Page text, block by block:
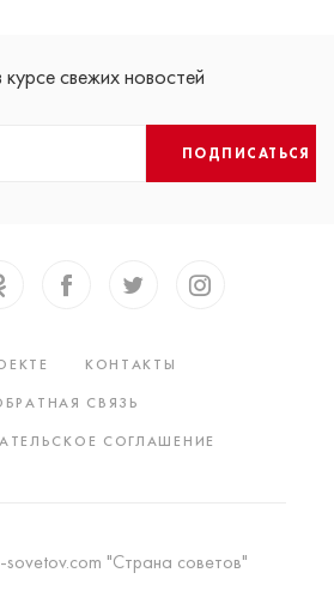
курсе свежих новостей
ПОДПИСАТЬСЯ
КОНТАКТЫ
СВЯЗЬ
СОГЛАШЕНИЕ
"Страна советов"